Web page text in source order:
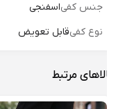
جنس کفی اسفنجی
نوع کفی قابل تعویض
مرتبط